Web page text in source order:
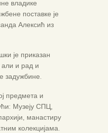
владике
поставке је
Алексић из
је приказан
али и рад и
задужбине.
предмета и
Музеју СПЦ,
манастиру
колекцијама.